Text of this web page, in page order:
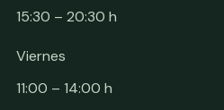
15:30 – 20:30 h
Viernes
11:00 – 14:00 h